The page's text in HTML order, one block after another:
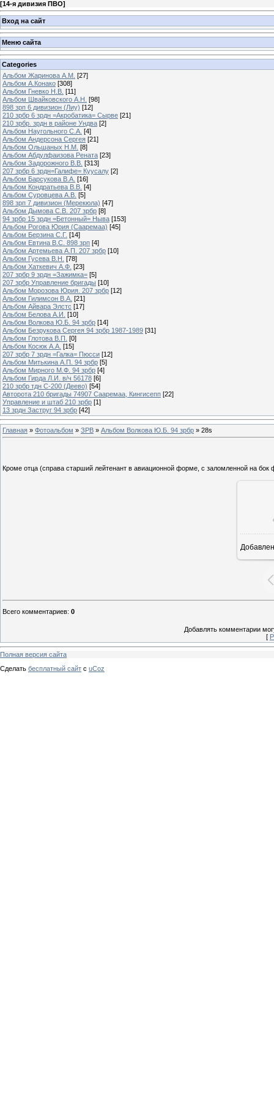
[14-я дивизия ПВО]
Вход на сайт
Меню сайта
Categories
Альбом Жаринова А.М. [27]
Альбом А.Конако [308]
Альбом Гневко Н.В. [11]
Альбом Швайковского А.Н. [98]
898 зрп 6 дивизион (Лиу) [12]
210 зрбр 6 зрдн =Акробатика= Сырве [21]
210 зрбр. зрдн в районе Ундва [2]
Альбом Наугольного С.А. [4]
Альбом Андерсона Сергея [21]
Альбом Ольшаных Н.М. [8]
Альбом Абдулфаизова Рената [23]
Альбом Задорожного В.В. [313]
207 зрбр 6 зрдн=Галифе= Куусалу [2]
Альбом Барсукова В.А. [16]
Альбом Кондратьева В.В. [4]
Альбом Суровцева А.В. [5]
898 зрп 7 дивизион (Мерекюла) [47]
Альбом Дымова С.В. 207 зрбр [8]
94 зрбр 15 зрдн =Бетонный= Ныва [153]
Альбом Рогова Юрия (Сааремаа) [45]
Альбом Берзина С.Г. [14]
Альбом Евтина В.С. 898 зрп [4]
Альбом Артемьева А.П. 207 зрбр [10]
Альбом Гусева В.Н. [78]
Альбом Хаткевич А.Ф. [23]
207 зрбр 9 зрдн =Зажимка= [5]
207 зрбр Управление бригады [10]
Альбом Морозова Юрия. 207 зрбр [12]
Альбом Гилимсон В.А. [21]
Альбом Айвара Элстс [17]
Альбом Белова А.И. [10]
Альбом Волкова Ю.Б. 94 зрбр [14]
Альбом Безрукова Сергея 94 зрбр 1987-1989 [31]
Альбом Глотова В.П. [0]
Альбом Косюк А.А. [15]
207 зрбр 7 зрдн =Галка= Пюсси [12]
Альбом Митькина А.П. 94 зрбр [5]
Альбом Мирного М.Ф. 94 зрбр [4]
Альбом Гирда Л.И. в/ч 56178 [6]
210 зрбр тдн С-200 (Деево) [54]
Авторота 210 бригады 74907 Сааремаа, Кингисепп [22]
Управление и штаб 210 зрбр [1]
13 зрдн Заструг 94 зрбр [42]
Главная » Фотоальбом » ЗРВ » Альбом Волкова Ю.Б. 94 зрбр » 28s
Кроме отца (справа старший лейтенант в авиационной форме, с заломленной на
Всего комментариев: 0
Добавлять комментарии
[
Полная версия сайта
Сделать бесплатный сайт с uCoz